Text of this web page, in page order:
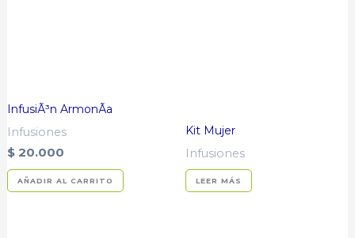
InfusiÃ³n ArmonÃ­a
Infusiones
$ 20.000
AÑADIR AL CARRITO
Kit Mujer
Infusiones
LEER MÁS